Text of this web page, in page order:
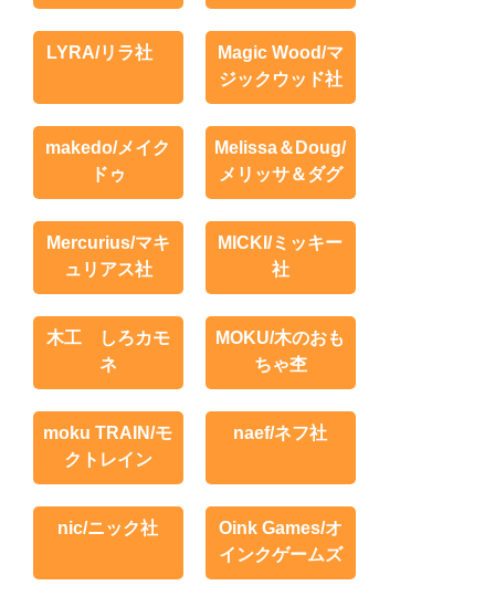
LYRA/リラ社
Magic Wood/マ
ジックウッド社
makedo/メイク
ドゥ
Melissa＆Doug/
メリッサ＆ダグ
Mercurius/マキ
ュリアス社
MICKI/ミッキー
社
木工 しろカモ
ネ
MOKU/木のおも
ちゃ杢
moku TRAIN/モ
クトレイン
naef/ネフ社
nic/ニック社
Oink Games/オ
インクゲームズ